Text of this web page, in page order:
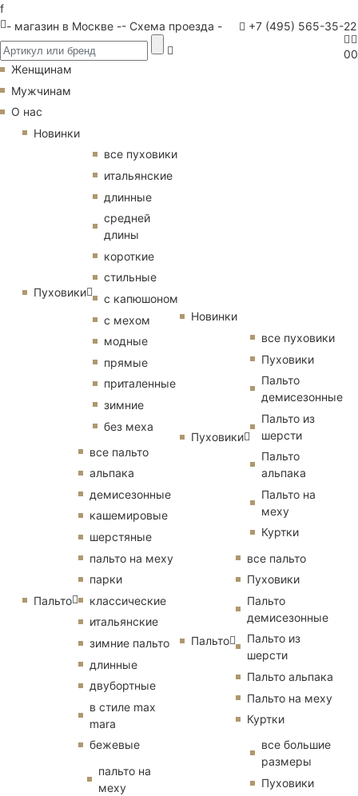
f
- магазин в Москве -- Схема проезда - +7 (495) 565-35-22
00
Женщинам
Мужчинам
О нас
Новинки
Пуховики
все пуховики
итальянские
длинные
средней
длины
короткие
стильные
с капюшоном
с мехом
модные
прямые
приталенные
зимние
без меха
Пальто
все пальто
альпака
демисезонные
кашемировые
шерстяные
пальто на меху
парки
классические
итальянские
зимние пальто
длинные
двубортные
в стиле max
mara
бежевые
пальто на
меху
Новинки
Пуховики
все пуховики
Пуховики
Пальто
демисезонные
Пальто из
шерсти
Пальто
альпака
Пальто на
меху
Куртки
Пальто
все пальто
Пуховики
Пальто
демисезонные
Пальто из
шерсти
Пальто альпака
Пальто на меху
Куртки
все большие
размеры
Пуховики